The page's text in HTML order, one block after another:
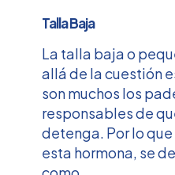
Talla Baja
La talla baja o
allá de la cuestión
son muchos los
responsables de
detenga. Por lo
esta hormona, se